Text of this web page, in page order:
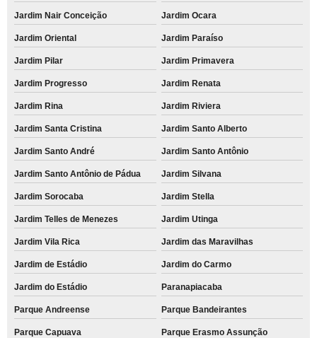
Jardim Nair Conceição Jardim Ocara
Jardim Oriental Jardim Paraíso
Jardim Pilar Jardim Primavera
Jardim Progresso Jardim Renata
Jardim Rina Jardim Riviera
Jardim Santa Cristina Jardim Santo Alberto
Jardim Santo André Jardim Santo Antônio
Jardim Santo Antônio de Pádua Jardim Silvana
Jardim Sorocaba Jardim Stella
Jardim Telles de Menezes Jardim Utinga
Jardim Vila Rica Jardim das Maravilhas
Jardim de Estádio Jardim do Carmo
Jardim do Estádio Paranapiacaba
Parque Andreense Parque Bandeirantes
Parque Capuava Parque Erasmo Assunção